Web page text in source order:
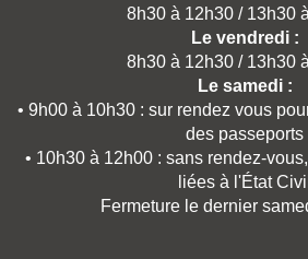
8h30 à 12h30 / 13h30
Le vendredi :
8h30 à 12h30 / 13h30
Le samedi :
• 9h00 à 10h30 : sur rendez vous
des passeports
• 10h30 à 12h00 : sans rendez-
liées à l'État Civil
Fermeture le dernier